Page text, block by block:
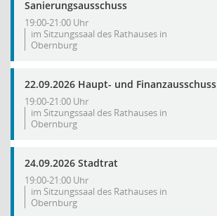
Sanierungsausschuss
19:00-21:00 Uhr
im Sitzungssaal des Rathauses in
Obernburg
22.09.2026 Haupt- und Finanzausschuss
19:00-21:00 Uhr
im Sitzungssaal des Rathauses in
Obernburg
24.09.2026 Stadtrat
19:00-21:00 Uhr
im Sitzungssaal des Rathauses in
Obernburg